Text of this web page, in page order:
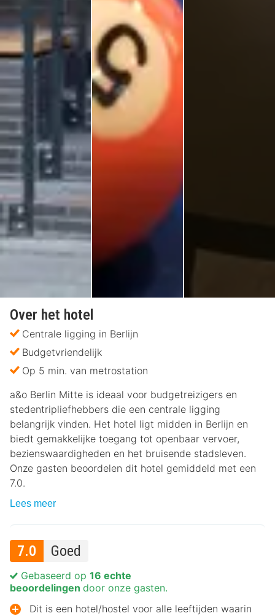
Over het hotel
Centrale ligging in Berlijn
Budgetvriendelijk
Op 5 min. van metrostation
a&o Berlin Mitte is ideaal voor budgetreizigers en
stedentripliefhebbers die een centrale ligging
belangrijk vinden. Het hotel ligt midden in Berlijn en
biedt gemakkelijke toegang tot openbaar vervoer,
bezienswaardigheden en het bruisende stadsleven.
Onze gasten beoordelen dit hotel gemiddeld met een
7.0.
Lees meer
7.0 Goed
Gebaseerd op 16 echte
beoordelingen door onze gasten.
Dit is een hotel/hostel voor alle leeftijden waarin